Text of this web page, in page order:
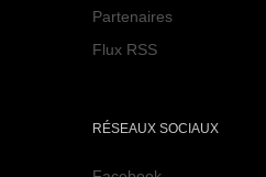
Partenaires
Flux RSS
RÉSEAUX SOCIAUX